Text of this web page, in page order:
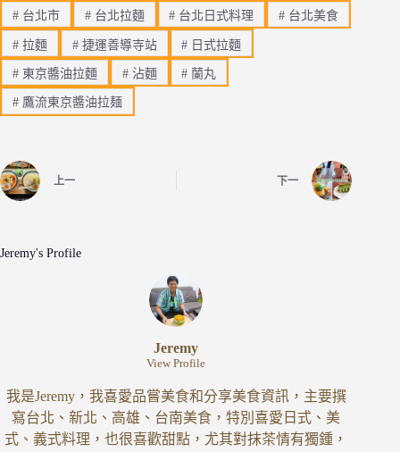
#台北市 #台北拉麵 # 台北日式料理 # 台北美食
#拉麵 #捷運善導寺站 # 日式拉麵
#東京醬油拉麵 #沾麵 # 蘭丸
#鷹流東京醬油拉麺
上一 下一
Jeremy's Profile
Jeremy
View Profile
我是Jeremy，我喜愛品嘗美食和分享美食資訊，主要撰
寫台北、新北、高雄、台南美食，特別喜愛日式、美
式、義式料理，也很喜歡甜點，尤其對抹茶情有獨鍾，